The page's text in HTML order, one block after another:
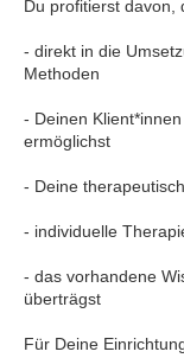
Du profitierst davon,
- direkt in die
Methoden
- Deinen
ermöglichst
- Deine
- individuelle
- das vorhandene
überträgst
Für Deine